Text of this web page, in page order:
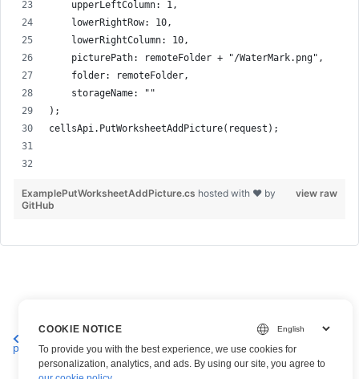
    upperLeftColumn: 1,
    lowerRightRow: 10,
    lowerRightColumn: 10,
    picturePath: remoteFolder + "/WaterMark.png",
    folder: remoteFolder,
    storageName: ""
);
cellsApi.PutWorksheetAddPicture(request);
view raw
ExamplePutWorksheetAddPicture.cs hosted with ❤ by
GitHub
Получите все изображения в
рабочем листе Excel
Удалить картинку в
файле Excel
COOKIE NOTICE
To provide you with the best experience, we use cookies for
personalization, analytics, and ads. By using our site, you agree to